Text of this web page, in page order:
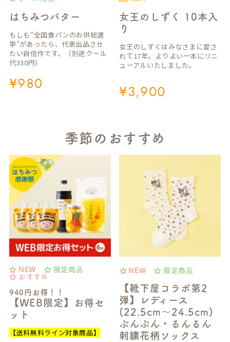
はちみつバター
¥980
もしも“全国食パンのお供総選
挙”があったら、代表出品させ
たい自信作です。（別途クール
代330円）
女王のしずく 10本入
り
¥3,900
女王のしずくはみなさまに愛さ
れて17年。よりよい一本にリニ
ューアルいたしました。
季節のおすすめ
940円お得！！
【WEB限定】お得セ
ット
NEW
限定商品
おすすめ
【送料無料ライン対象商品】
【靴下屋コラボ第2
弾】レディース
(22.5cm～24.5cm)
ぶんぶん・るんるん
刺繍花柄ソックス
NEW 限定商品